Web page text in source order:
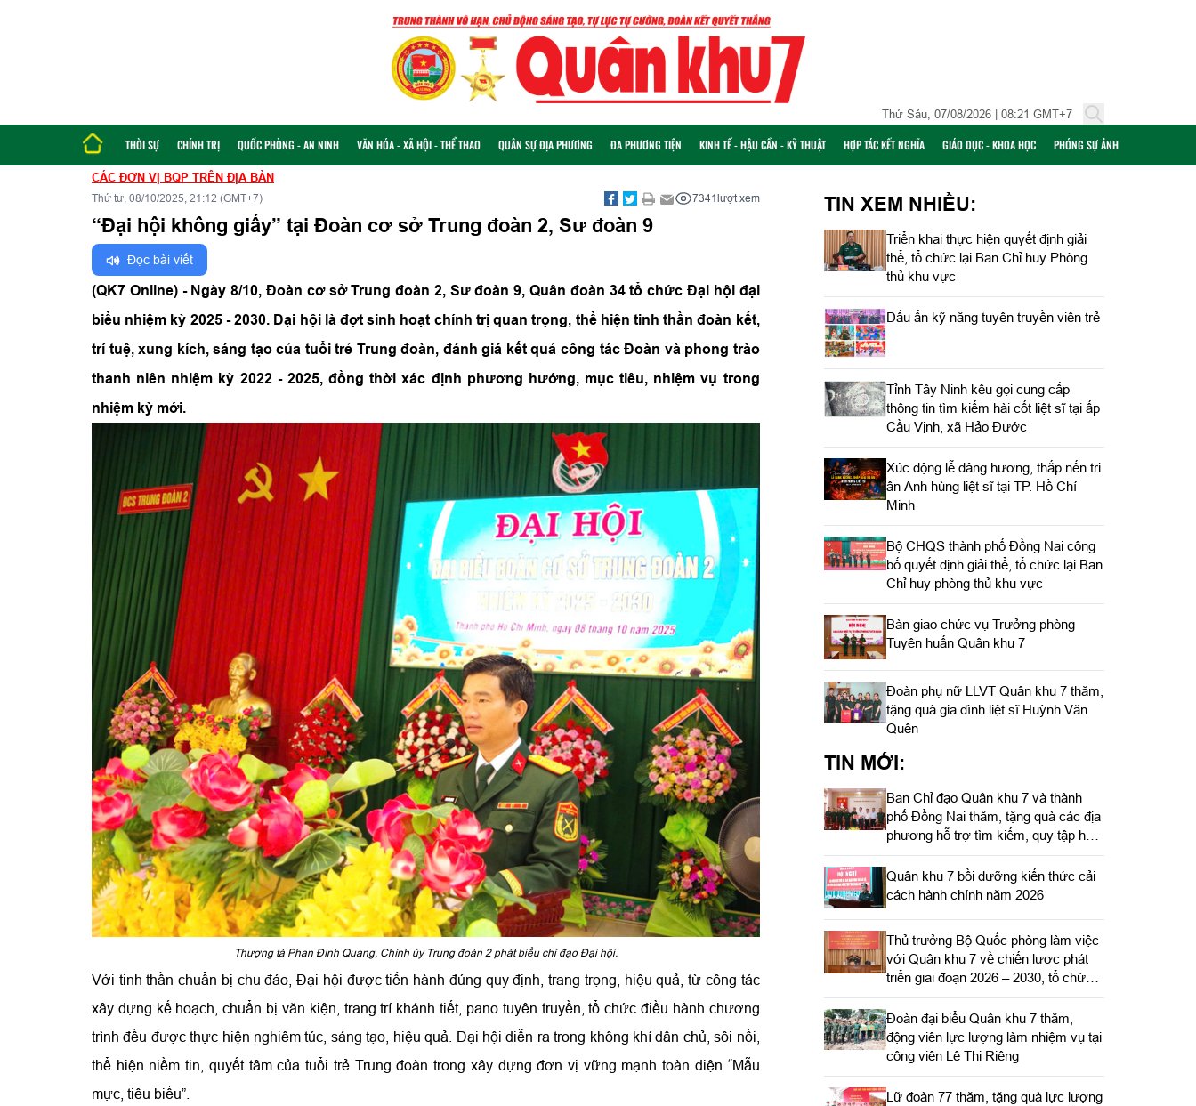
Thứ Sáu, 07/08/2026 | 08:21 GMT+7
THỜI SỰ CHÍNH TRỊ QUỐC PHÒNG - AN NINH VĂN HÓA - XÃ HỘI - THỂ THAO QUÂN SỰ ĐỊA PHƯƠNG ĐA PHƯƠNG TIỆN KINH TẾ - HẬU CẦN - KỸ THUẬT HỢP TÁC KẾT NGHĨA GIÁO DỤC - KHOA HỌC PHÓNG SỰ ẢNH
CÁC ĐƠN VỊ BQP TRÊN ĐỊA BÀN
Thứ tư, 08/10/2025, 21:12 (GMT+7) 7341lượt xem
“Đại hội không giấy” tại Đoàn cơ sở Trung đoàn 2, Sư đoàn 9
Đọc bài viết
(QK7 Online) - Ngày 8/10, Đoàn cơ sở Trung đoàn 2, Sư đoàn 9, Quân đoàn 34 tổ chức Đại hội đại
biểu nhiệm kỳ 2025 - 2030. Đại hội là đợt sinh hoạt chính trị quan trọng, thể hiện tinh thần đoàn kết,
trí tuệ, xung kích, sáng tạo của tuổi trẻ Trung đoàn, đánh giá kết quả công tác Đoàn và phong trào
thanh niên nhiệm kỳ 2022 - 2025, đồng thời xác định phương hướng, mục tiêu, nhiệm vụ trong
nhiệm kỳ mới.
Thượng tá Phan Đình Quang, Chính ủy Trung đoàn 2 phát biểu chỉ đạo Đại hội.
Với tinh thần chuẩn bị chu đáo, Đại hội được tiến hành đúng quy định, trang trọng, hiệu quả, từ công tác
xây dựng kế hoạch, chuẩn bị văn kiện, trang trí khánh tiết, pano tuyên truyền, tổ chức điều hành chương
trình đều được thực hiện nghiêm túc, sáng tạo, hiệu quả. Đại hội diễn ra trong không khí dân chủ, sôi nổi,
thể hiện niềm tin, quyết tâm của tuổi trẻ Trung đoàn trong xây dựng đơn vị vững mạnh toàn diện “Mẫu
mực, tiêu biểu”.
TIN XEM NHIỀU:
Triển khai thực hiện quyết định giải
thể, tổ chức lại Ban Chỉ huy Phòng
thủ khu vực
Dấu ấn kỹ năng tuyên truyền viên trẻ
Tỉnh Tây Ninh kêu gọi cung cấp
thông tin tìm kiếm hài cốt liệt sĩ tại ấp
Cầu Vịnh, xã Hảo Đước
Xúc động lễ dâng hương, thắp nến tri
ân Anh hùng liệt sĩ tại TP. Hồ Chí
Minh
Bộ CHQS thành phố Đồng Nai công
bố quyết định giải thể, tổ chức lại Ban
Chỉ huy phòng thủ khu vực
Bàn giao chức vụ Trưởng phòng
Tuyên huấn Quân khu 7
Đoàn phụ nữ LLVT Quân khu 7 thăm,
tặng quà gia đình liệt sĩ Huỳnh Văn
Quên
TIN MỚI:
Ban Chỉ đạo Quân khu 7 và thành
phố Đồng Nai thăm, tặng quà các địa
phương hỗ trợ tìm kiếm, quy tập hài
cốt liệt sĩ
Quân khu 7 bồi dưỡng kiến thức cải
cách hành chính năm 2026
Thủ trưởng Bộ Quốc phòng làm việc
với Quân khu 7 về chiến lược phát
triển giai đoạn 2026 – 2030, tổ chức,
cơ cấu lại doanh nghiệp
Đoàn đại biểu Quân khu 7 thăm,
động viên lực lượng làm nhiệm vụ tại
công viên Lê Thị Riêng
Lữ đoàn 77 thăm, tặng quà lực lượng